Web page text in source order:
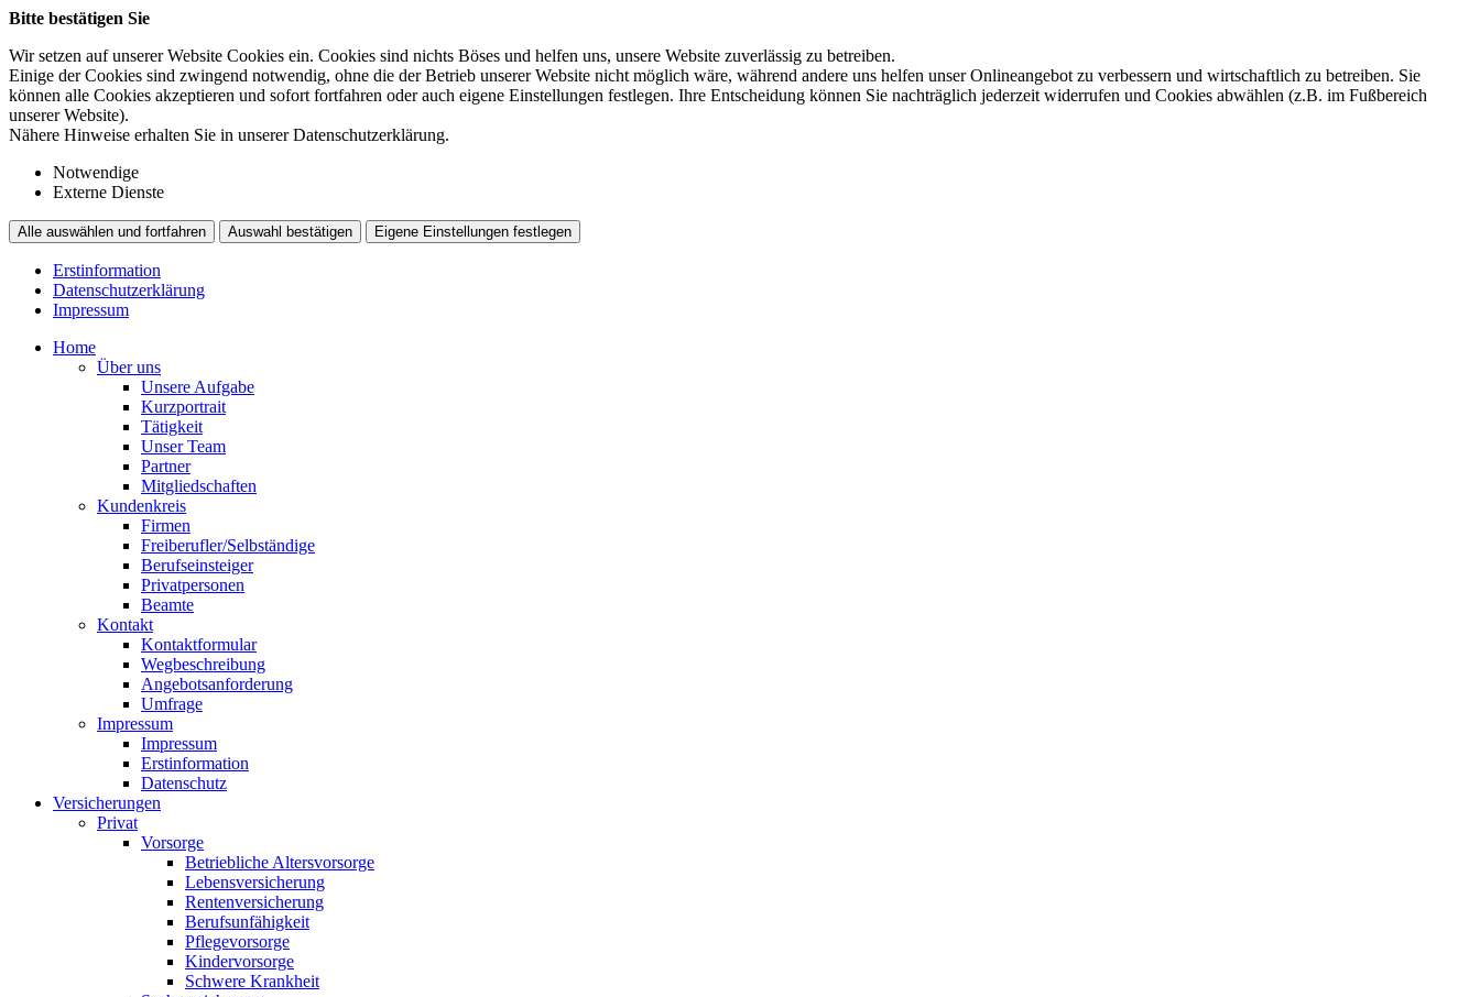
Bitte bestätigen Sie
Wir setzen auf unserer Website Cookies ein. Cookies sind nichts Böses und helfen uns, unsere Website zuverlässig zu betreiben.
Einige der Cookies sind zwingend notwendig, ohne die der Betrieb unserer Website nicht möglich wäre, während andere uns helfen unser Onlineangebot zu verbessern und wirtschaftlich zu betreiben. Sie
können alle Cookies akzeptieren und sofort fortfahren oder auch eigene Einstellungen festlegen. Ihre Entscheidung können Sie nachträglich jederzeit widerrufen und Cookies abwählen (z.B. im Fußbereich
unserer Website).
Nähere Hinweise erhalten Sie in unserer Datenschutzerklärung.
Notwendige
Externe Dienste
Alle auswählen und fortfahren Auswahl bestätigen Eigene Einstellungen festlegen
Erstinformation
Datenschutzerklärung
Impressum
Home
Über uns
Unsere Aufgabe
Kurzportrait
Tätigkeit
Unser Team
Partner
Mitgliedschaften
Kundenkreis
Firmen
Freiberufler/Selbständige
Berufseinsteiger
Privatpersonen
Beamte
Kontakt
Kontaktformular
Wegbeschreibung
Angebotsanforderung
Umfrage
Impressum
Impressum
Erstinformation
Datenschutz
Versicherungen
Privat
Vorsorge
Betriebliche Altersvorsorge
Lebensversicherung
Rentenversicherung
Berufsunfähigkeit
Pflegevorsorge
Kindervorsorge
Schwere Krankheit